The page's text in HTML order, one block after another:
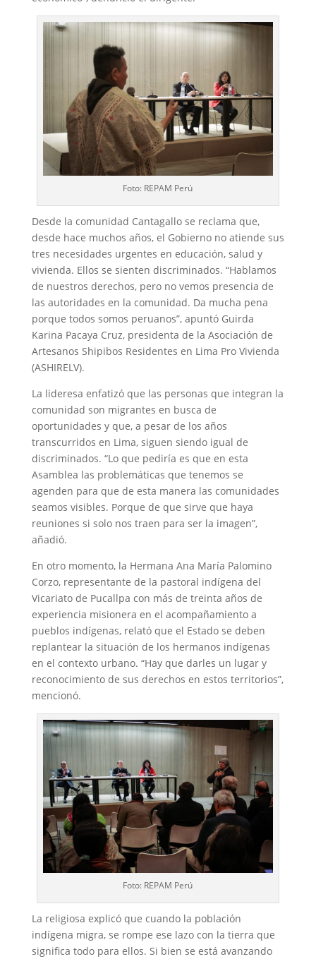
Foto: REPAM Perú
Desde la comunidad Cantagallo se reclama que,
desde hace muchos años, el Gobierno no atiende sus
tres necesidades urgentes en educación, salud y
vivienda. Ellos se sienten discriminados. “Hablamos
de nuestros derechos, pero no vemos presencia de
las autoridades en la comunidad. Da mucha pena
porque todos somos peruanos”, apuntó Guirda
Karina Pacaya Cruz, presidenta de la Asociación de
Artesanos Shipibos Residentes en Lima Pro Vivienda
(ASHIRELV).
La lideresa enfatizó que las personas que integran la
comunidad son migrantes en busca de
oportunidades y que, a pesar de los años
transcurridos en Lima, siguen siendo igual de
discriminados. “Lo que pediría es que en esta
Asamblea las problemáticas que tenemos se
agenden para que de esta manera las comunidades
seamos visibles. Porque de que sirve que haya
reuniones si solo nos traen para ser la imagen”,
añadió.
En otro momento, la Hermana Ana María Palomino
Corzo, representante de la pastoral indígena del
Vicariato de Pucallpa con más de treinta años de
experiencia misionera en el acompañamiento a
pueblos indígenas, relató que el Estado se deben
replantear la situación de los hermanos indígenas
en el contexto urbano. “Hay que darles un lugar y
reconocimiento de sus derechos en estos territorios”,
mencionó.
Foto: REPAM Perú
La religiosa explicó que cuando la población
indígena migra, se rompe ese lazo con la tierra que
significa todo para ellos. Si bien se está avanzando